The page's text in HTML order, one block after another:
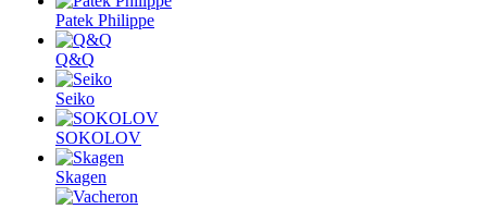
Patek Philippe
Q&Q
Seiko
SOKOLOV
Skagen